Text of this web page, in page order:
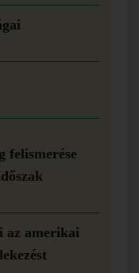
felismerése
az amerikai